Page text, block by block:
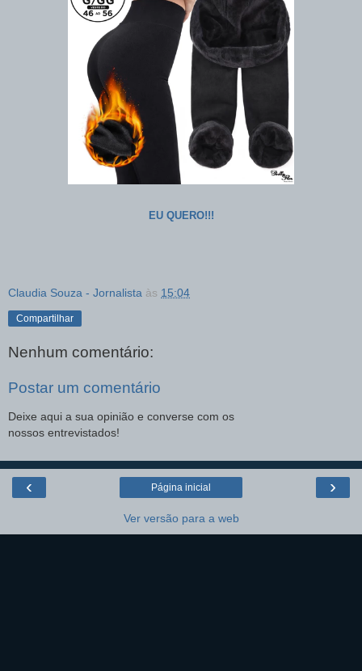
EU QUERO!!!
Claudia Souza - Jornalista às 15:04
Compartilhar
Nenhum comentário:
Postar um comentário
Deixe aqui a sua opinião e converse com os
nossos entrevistados!
‹ ›
Página inicial
Ver versão para a web